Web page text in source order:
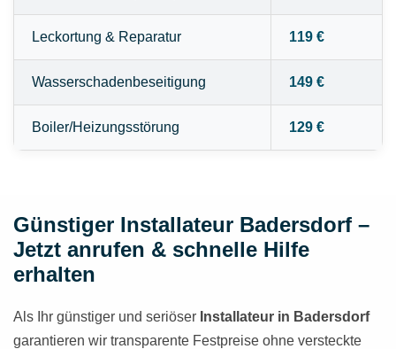
Leckortung & Reparatur 119 €
Wasserschadenbeseitigung 149 €
Boiler/Heizungsstörung 129 €
Günstiger Installateur Badersdorf –
Jetzt anrufen & schnelle Hilfe
erhalten
Als Ihr günstiger und seriöser Installateur in Badersdorf
garantieren wir transparente Festpreise ohne versteckte